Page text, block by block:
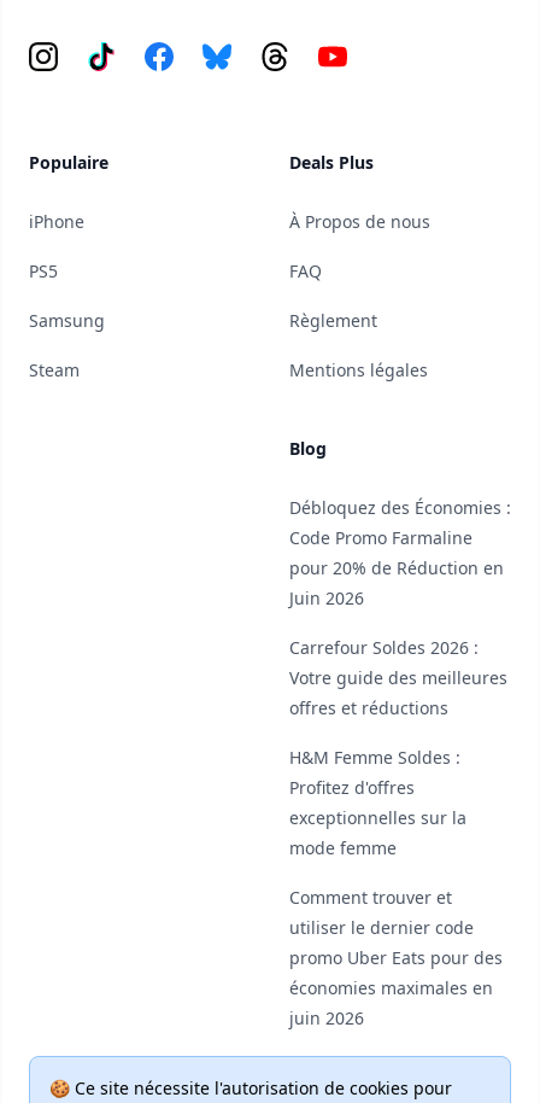
🍪 Ce site nécessite l'autorisation de cookies pour
Instagram
Tiktok FacebookBlueskyThreadsYouTube
Populaire
iPhone
PS5
Samsung
Steam
Deals Plus
À Propos de nous
FAQ
Règlement
Mentions légales
Blog
Débloquez des Économies :
Code Promo Farmaline
pour 20% de Réduction en
Juin 2026
Carrefour Soldes 2026 :
Votre guide des meilleures
offres et réductions
H&M Femme Soldes :
Profitez d'offres
exceptionnelles sur la
mode femme
Comment trouver et
utiliser le dernier code
promo Uber Eats pour des
économies maximales en
juin 2026